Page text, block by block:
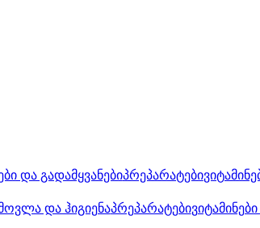
და გადამყვანებიპრეპარატები
და ჰიგიენაპრეპარატები